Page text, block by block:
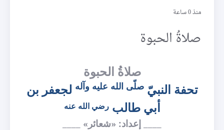
منذ 0 ساعة
صلاةُ الحبوة
صلاةُ الحبوة
تحفة النبيّصلّى الله عليه وآله لجعفر بن
أبي طالبرضي الله عنه
____ إعداد: «شعائر» ____